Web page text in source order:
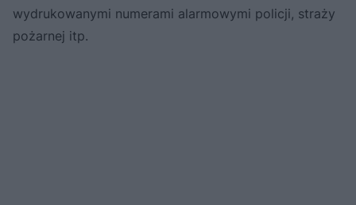
wydrukowanymi numerami alarmowymi policji, straży
pożarnej itp.